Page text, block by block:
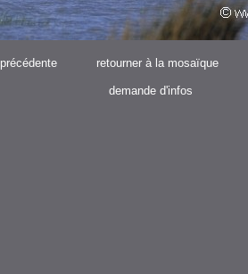
précédente retourner à la mosaïque
demande d'infos